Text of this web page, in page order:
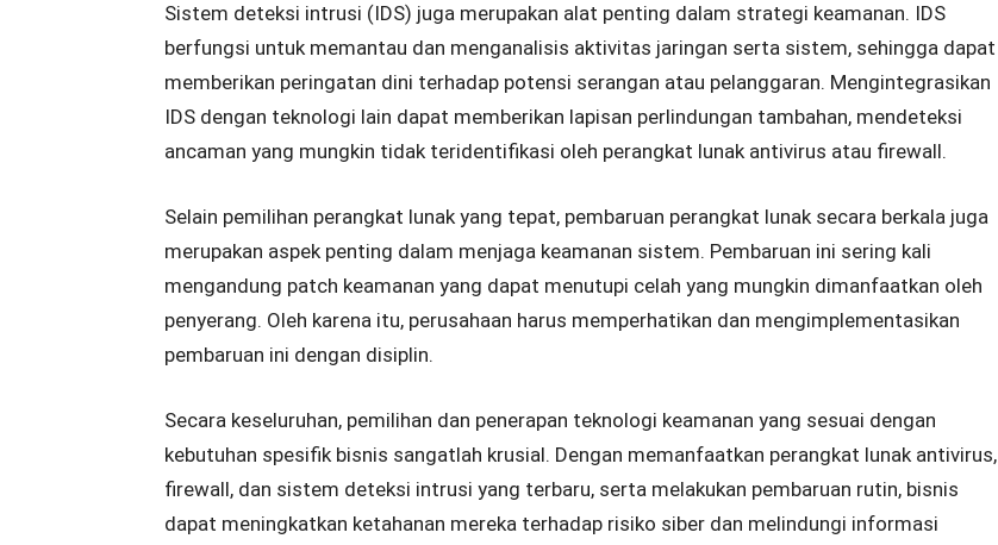
Sistem deteksi intrusi (IDS) juga merupakan alat penting dalam strategi keamanan. IDS
berfungsi untuk memantau dan menganalisis aktivitas jaringan serta sistem, sehingga dapat
memberikan peringatan dini terhadap potensi serangan atau pelanggaran. Mengintegrasikan
IDS dengan teknologi lain dapat memberikan lapisan perlindungan tambahan, mendeteksi
ancaman yang mungkin tidak teridentifikasi oleh perangkat lunak antivirus atau firewall.
Selain pemilihan perangkat lunak yang tepat, pembaruan perangkat lunak secara berkala juga
merupakan aspek penting dalam menjaga keamanan sistem. Pembaruan ini sering kali
mengandung patch keamanan yang dapat menutupi celah yang mungkin dimanfaatkan oleh
penyerang. Oleh karena itu, perusahaan harus memperhatikan dan mengimplementasikan
pembaruan ini dengan disiplin.
Secara keseluruhan, pemilihan dan penerapan teknologi keamanan yang sesuai dengan
kebutuhan spesifik bisnis sangatlah krusial. Dengan memanfaatkan perangkat lunak antivirus,
firewall, dan sistem deteksi intrusi yang terbaru, serta melakukan pembaruan rutin, bisnis
dapat meningkatkan ketahanan mereka terhadap risiko siber dan melindungi informasi